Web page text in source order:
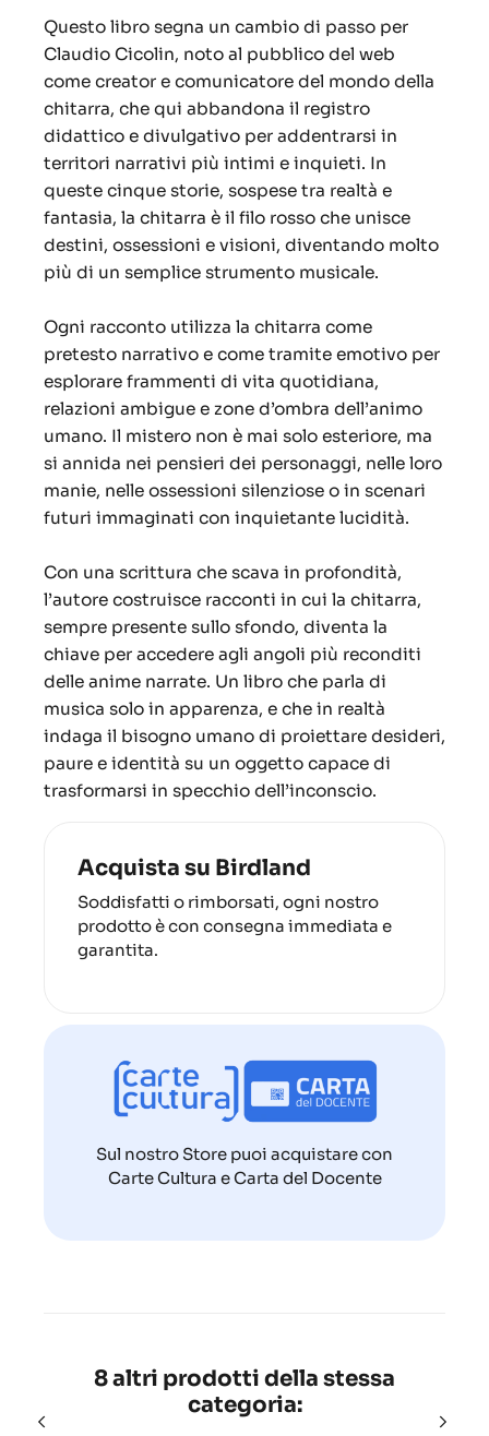
Questo libro segna un cambio di passo per
Claudio Cicolin, noto al pubblico del web
come creator e comunicatore del mondo della
chitarra, che qui abbandona il registro
didattico e divulgativo per addentrarsi in
territori narrativi più intimi e inquieti. In
queste cinque storie, sospese tra realtà e
fantasia, la chitarra è il filo rosso che unisce
destini, ossessioni e visioni, diventando molto
più di un semplice strumento musicale.
Ogni racconto utilizza la chitarra come
pretesto narrativo e come tramite emotivo per
esplorare frammenti di vita quotidiana,
relazioni ambigue e zone d’ombra dell’animo
umano. Il mistero non è mai solo esteriore, ma
si annida nei pensieri dei personaggi, nelle loro
manie, nelle ossessioni silenziose o in scenari
futuri immaginati con inquietante lucidità.
Con una scrittura che scava in profondità,
l’autore costruisce racconti in cui la chitarra,
sempre presente sullo sfondo, diventa la
chiave per accedere agli angoli più reconditi
delle anime narrate. Un libro che parla di
musica solo in apparenza, e che in realtà
indaga il bisogno umano di proiettare desideri,
paure e identità su un oggetto capace di
trasformarsi in specchio dell’inconscio.
Acquista su Birdland
Soddisfatti o rimborsati, ogni nostro
prodotto è con consegna immediata e
garantita.
Sul nostro Store puoi acquistare con
Carte Cultura e Carta del Docente
8 altri prodotti della stessa
categoria: